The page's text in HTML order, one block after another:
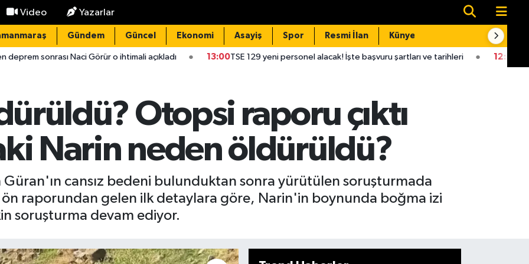
Video Yazarlar
Gündem Güncel Ekonomi Asayiş Spor Resmi İlan Künye
Görür o ihtimali açıkladı 13:00 TSE 129 yeni personel alacak! İşte başvuru şartları ve tarihleri 12:50 Adana'daki tünel
Otopsi raporu çıktı
Narin neden öldürüldü?
Güran'ın cansız bedeni bulunduktan sonra yürütülen soruşturmada
ön raporundan gelen ilk detaylara göre, Narin'in boynunda boğma izi
soruşturma devam ediyor.